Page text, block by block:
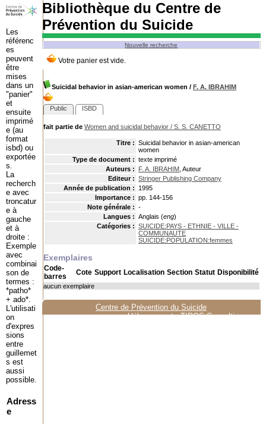
Bibliothèque du Centre de
Prévention du Suicide
Nouvelle recherche
Suicidal behavior in asian-american women / F. A. IBRAHIM
Public ISBD
fait partie de Women and suicidal behavior/ S. S. CANETTO
Titre : Suicidal behavior in asian-american
women
Type de document : texte imprimé
Auteurs :
F. A. IBRAHIM, Auteur
Editeur : Stringer Publishing Company
Année de publication :
1995
Importance : pp. 144-156
Note générale : -
Langues : Anglais (eng)
Catégories : SUICIDE:PAYS - ETHNIE - VILLE -
COMMUNAUTE
SUICIDE:POPULATION:femmes
Exemplaires
Code-
barres
Cote Support Localisation Section Statut Disponibilité
aucun exemplaire
Centre de Prévention du Suicide
Hébergement :TIPOS Consulting
Les
référenc
es
peuvent
être
mises
dans un
"panier"
et
ensuite
imprimé
e (au
format
isbd) ou
exportée
s.
La
recherch
e avec
troncatur
e à
gauche
et à
droite :
Exemple
avec
combinai
son de
termes :
*patho*
+ ado*.
L'utilisati
on
d'expres
sions
entre
guillemet
s est
aussi
possible.
Adress
e